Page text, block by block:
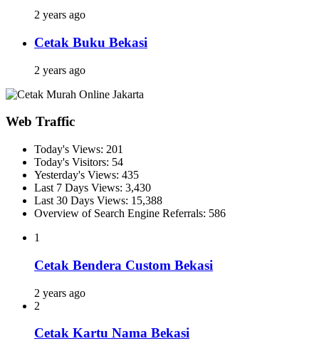
2 years ago
Cetak Buku Bekasi
2 years ago
Web Traffic
Today's Views: 201
Today's Visitors: 54
Yesterday's Views: 435
Last 7 Days Views: 3,430
Last 30 Days Views: 15,388
Overview of Search Engine Referrals: 586
1
Cetak Bendera Custom Bekasi
2 years ago
2
Cetak Kartu Nama Bekasi